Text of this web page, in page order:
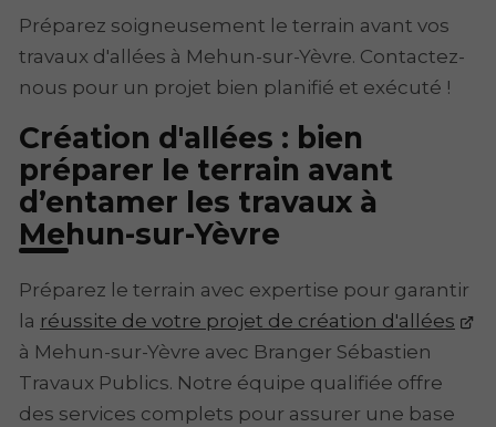
Préparez soigneusement le terrain avant vos
travaux d'allées à Mehun-sur-Yèvre. Contactez-
nous pour un projet bien planifié et exécuté !
Création d'allées : bien
préparer le terrain avant
d’entamer les travaux à
Mehun-sur-Yèvre
Préparez le terrain avec expertise pour garantir
la réussite de votre projet de création d'allées
à Mehun-sur-Yèvre avec Branger Sébastien
Travaux Publics. Notre équipe qualifiée offre
des services complets pour assurer une base